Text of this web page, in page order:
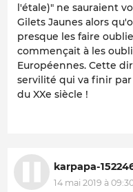
l'étale)" ne sauraient
Gilets Jaunes alors
presque les faire
commençait à les
Européennes. Cette
servilité qui va finir
du XXe siècle !
karpapa-
14 mai 2019 à